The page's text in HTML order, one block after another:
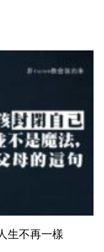
生不再一樣